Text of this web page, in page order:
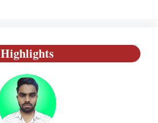
Highlights